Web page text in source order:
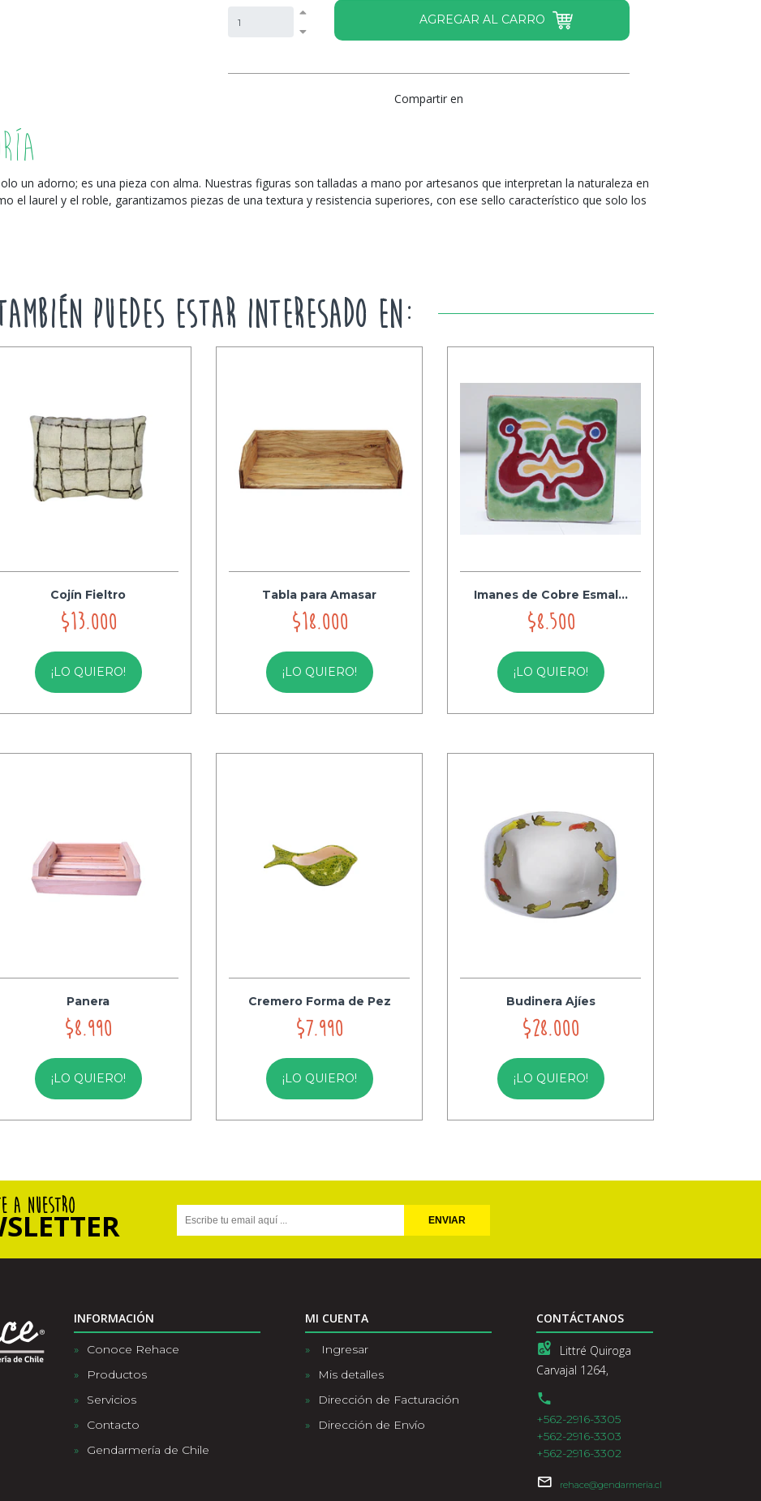
Compartir en
un adorno; es una pieza con alma. Nuestras figuras son talladas a mano por artesanos que interpretan la naturaleza en
el laurel y el roble, garantizamos piezas de una textura y resistencia superiores, con ese sello característico que solo los
PUEDES ESTAR INTERESADO EN:
Cojín Fieltro
$13.000
¡LO QUIERO!
Tabla para Amasar
$18.000
¡LO QUIERO!
Imanes de Cobre Esmal...
$8.500
¡LO QUIERO!
Panera
$8.990
¡LO QUIERO!
Cremero Forma de Pez
$7.990
¡LO QUIERO!
Budinera Ajíes
$28.000
¡LO QUIERO!
A NUESTRO
ENVIAR
INFORMACIÓN
Conoce Rehace
Productos
Servicios
Contacto
Gendarmería de Chile
MI CUENTA
Ingresar
Mis detalles
Dirección de Facturación
Dirección de Envío
CONTÁCTANOS
Littré Quiroga
Carvajal 1264,
+562-2916-3305
+562-2916-3303
+562-2916-3302
rehace@gendarmeria.cl